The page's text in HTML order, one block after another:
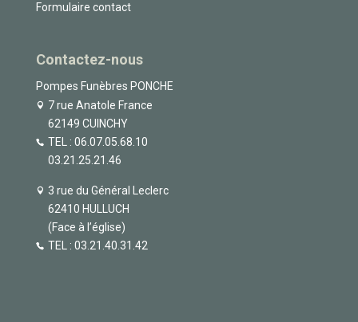
Formulaire contact
Contactez-nous
Pompes Funèbres PONCHE
7 rue Anatole France
62149 CUINCHY
TEL : 06.07.05.68.10
03.21.25.21.46
3 rue du Général Leclerc
62410 HULLUCH
(Face à l’église)
TEL : 03.21.40.31.42